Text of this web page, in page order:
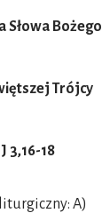
Słowa Bożego
Trójcy
J 3,16-18
A)